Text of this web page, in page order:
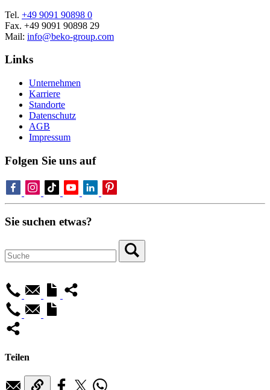
Tel. +49 9091 90898 0
Fax. +49 9091 90898 29
Mail: info@beko-group.com
Links
Unternehmen
Karriere
Standorte
Datenschutz
AGB
Impressum
Folgen Sie uns auf
Sie suchen etwas?
Teilen